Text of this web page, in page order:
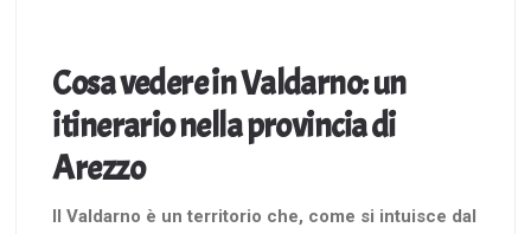
Cosa vedere in Valdarno: un
itinerario nella provincia di
Arezzo
Il Valdarno è un territorio che, come si intuisce dal